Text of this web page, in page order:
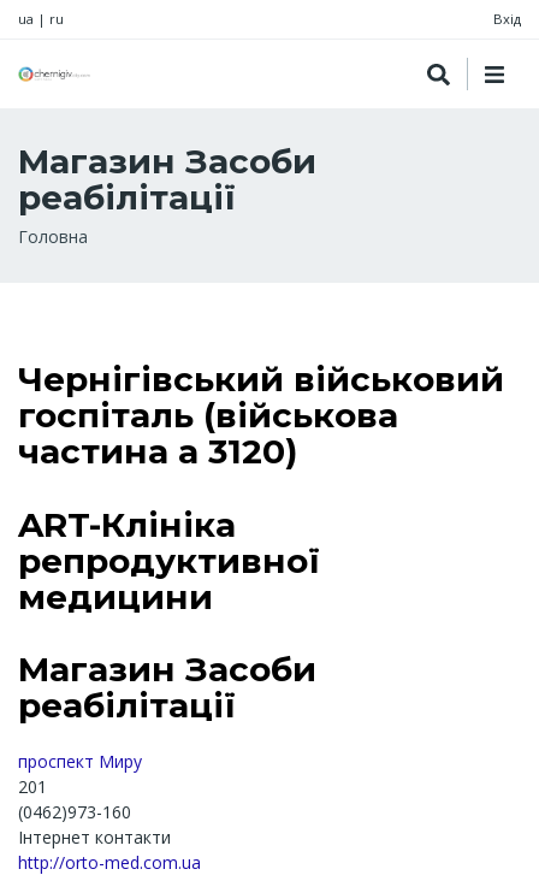
ua | ru Вхід
Магазин Засоби
реабілітації
Рядок
Головна
Чернігівський військовий
госпіталь (військова
частина а 3120)
ART-Клініка
репродуктивної
медицини
Магазин Засоби
реабілітації
проспект Миру
201
(0462)973-160
Інтернет контакти
http://orto-med.com.ua